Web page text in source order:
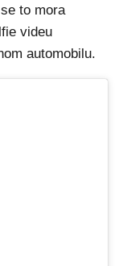
to mora
videu
automobilu.